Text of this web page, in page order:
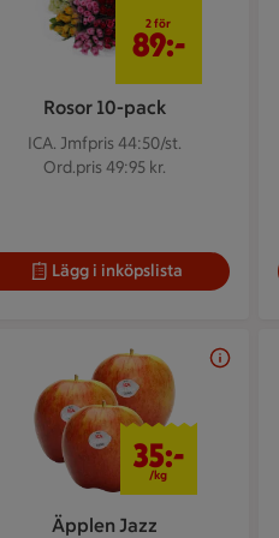
Rosor 10-pack
ICA. Jmfpris 44:50/st.
Ord.pris 49:95 kr.
2 för
89:-
Lägg i inköpslista
Äpplen Jazz
35 kr/kg
35:-
/kg